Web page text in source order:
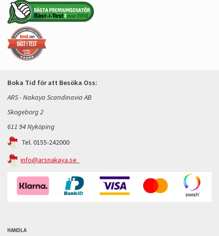
Boka Tid för att Besöka Oss:
ARS - Nakaya Scandinavia AB
Skogeborg 2
611 94 Nyköping
Tel. 0155-242000
info@arsnakaya.se
HANDLA